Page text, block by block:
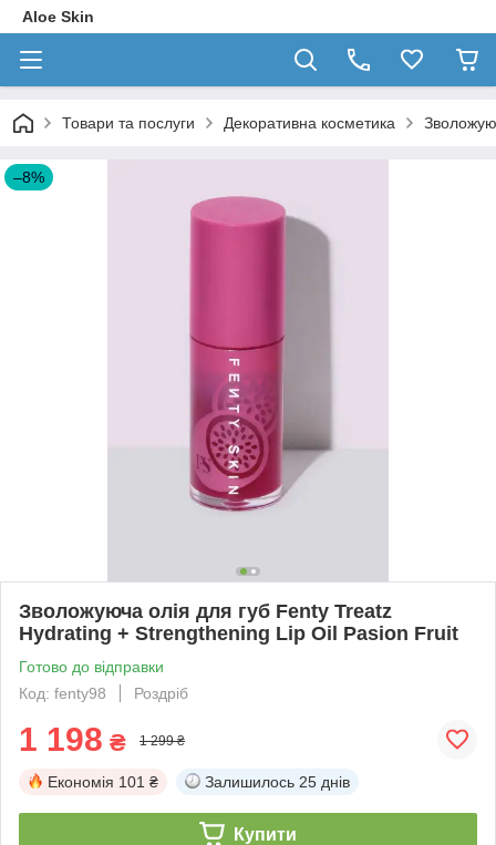
Aloe Skin
Товари та послуги Декоративна косметика
–8%
Зволожуюча олія для губ Fenty Treatz
Hydrating + Strengthening Lip Oil Pasion Fruit
Готово до відправки
Код: fenty98
Роздріб
1 198 ₴ 1 299 ₴
Економія 101 ₴ Залишилось 25 днів
Купити